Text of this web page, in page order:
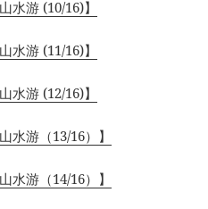
水游 (10/16)】
水游 (11/16)】
水游 (12/16)】
水游（13/16）】
水游（14/16）】